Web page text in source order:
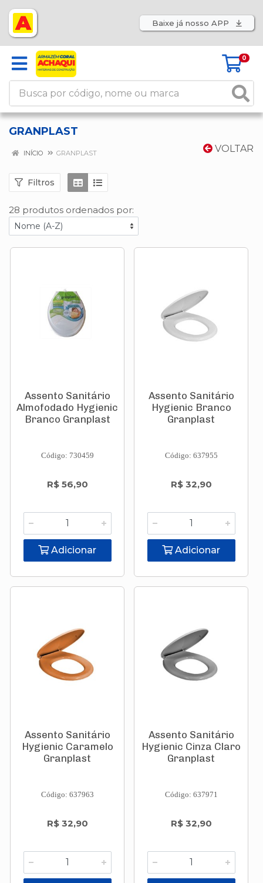
Baixe já nosso APP
0
GRANPLAST
VOLTAR
INÍCIO GRANPLAST
Filtros
28 produtos ordenados por:
Assento Sanitário
Almofodado Hygienic
Branco Granplast
Código: 730459
R$ 56,90
Adicionar
Assento Sanitário
Hygienic Branco
Granplast
Código: 637955
R$ 32,90
Adicionar
Assento Sanitário
Hygienic Caramelo
Granplast
Código: 637963
R$ 32,90
Assento Sanitário
Hygienic Cinza Claro
Granplast
Código: 637971
R$ 32,90